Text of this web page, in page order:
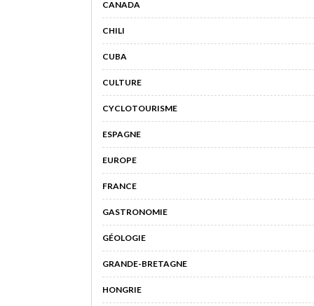
CANADA
CHILI
CUBA
CULTURE
CYCLOTOURISME
ESPAGNE
EUROPE
FRANCE
GASTRONOMIE
GÉOLOGIE
GRANDE-BRETAGNE
HONGRIE